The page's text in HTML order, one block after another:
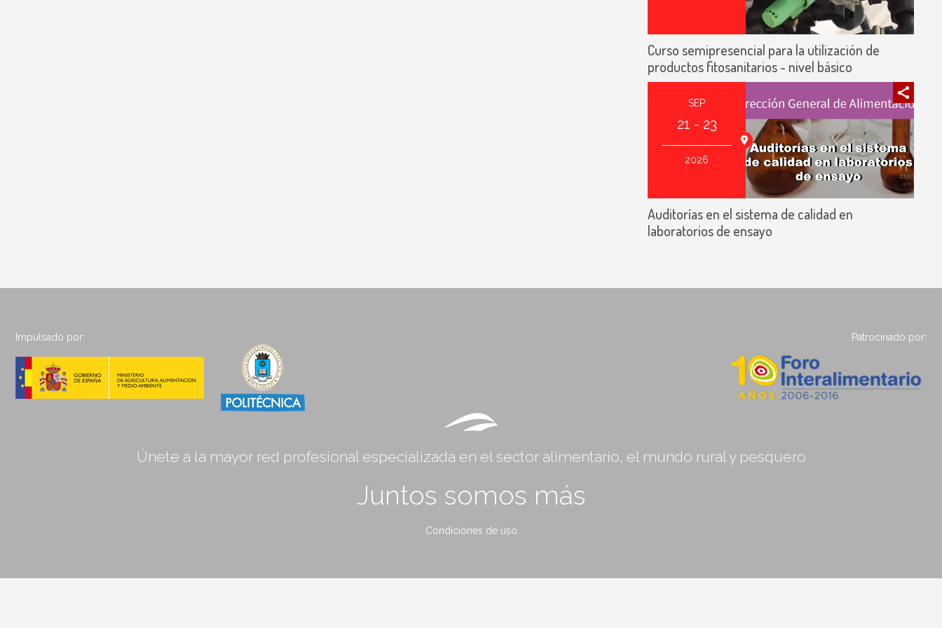
Curso semipresencial para la utilización de
productos fitosanitarios - nivel básico
SEP
21 - 23
2026
Auditorías en el sistema de calidad en
laboratorios de ensayo
Impulsado por: Patrocinado por:
Únete a la mayor red profesional especializada en el sector alimentario, el mundo rural y pesquero
Juntos somos más
Condiciones de uso